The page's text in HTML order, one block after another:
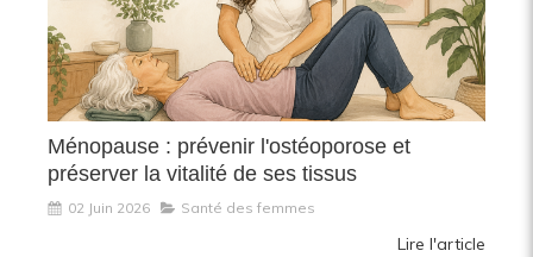
Ménopause : prévenir l'ostéoporose et
préserver la vitalité de ses tissus
02 Juin 2026 Santé des femmes
Lire l'article